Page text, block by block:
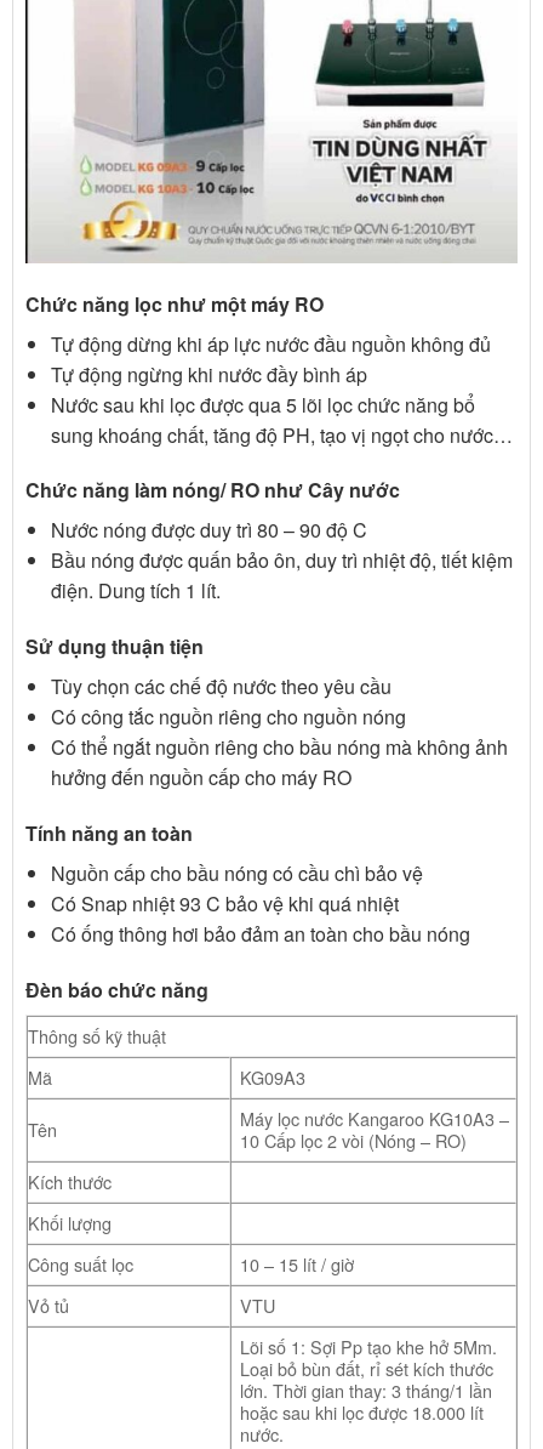
Chức năng lọc như một máy RO
Tự động dừng khi áp lực nước đầu nguồn không đủ
Tự động ngừng khi nước đầy bình áp
Nước sau khi lọc được qua 5 lõi lọc chức năng bổ
sung khoáng chất, tăng độ PH, tạo vị ngọt cho nước…
Chức năng làm nóng/ RO như Cây nước
Nước nóng được duy trì 80 – 90 độ C
Bầu nóng được quấn bảo ôn, duy trì nhiệt độ, tiết kiệm
điện. Dung tích 1 lít.
Sử dụng thuận tiện
Tùy chọn các chế độ nước theo yêu cầu
Có công tắc nguồn riêng cho nguồn nóng
Có thể ngắt nguồn riêng cho bầu nóng mà không ảnh
hưởng đến nguồn cấp cho máy RO
Tính năng an toàn
Nguồn cấp cho bầu nóng có cầu chì bảo vệ
Có Snap nhiệt 93 C bảo vệ khi quá nhiệt
Có ống thông hơi bảo đảm an toàn cho bầu nóng
Đèn báo chức năng
Thông số kỹ thuật
Mã
KG09A3
Tên
Máy lọc nước Kangaroo KG10A3 –
10 Cấp lọc 2 vòi (Nóng – RO)
Kích thước
Khối lượng
Công suất lọc
10 – 15 lít / giờ
Vỏ tủ
VTU
Lõi số 1: Sợi Pp tạo khe hở 5Mm.
Loại bỏ bùn đất, rỉ sét kích thước
lớn. Thời gian thay: 3 tháng/1 lần
hoặc sau khi lọc được 18.000 lít
nước.